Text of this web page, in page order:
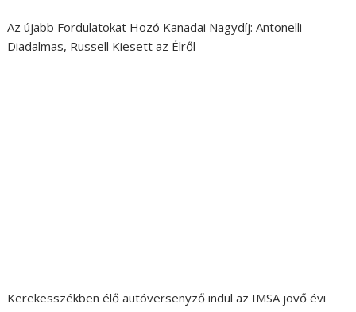
Az újabb Fordulatokat Hozó Kanadai Nagydíj: Antonelli
Diadalmas, Russell Kiesett az Élről
Kerekesszékben élő autóversenyző indul az IMSA jövő évi